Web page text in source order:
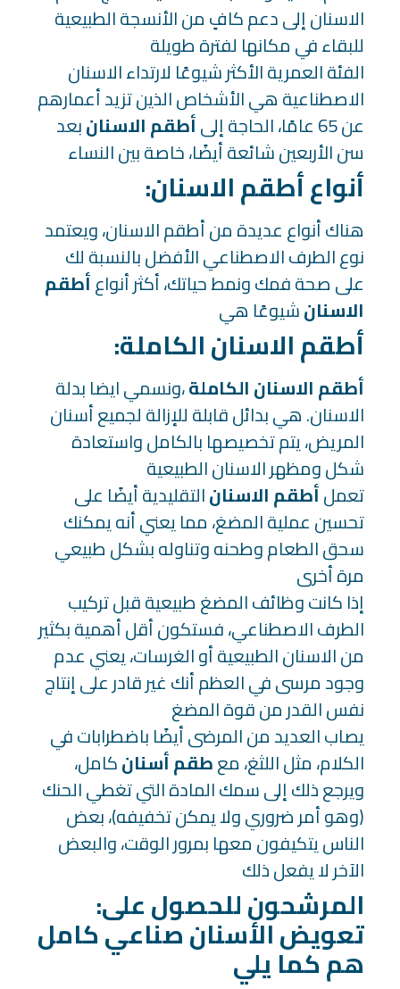
الاسنان إلى دعم كافٍ من الأنسجة الطبيعية
للبقاء في مكانها لفترة طويلة
الفئة العمرية الأكثر شيوعًا لارتداء الاسنان
الاصطناعية هي الأشخاص الذين تزيد أعمارهم
عن 65 عامًا، الحاجة إلى
أطقم الاسنانبعد
سن الأربعين شائعة أيضًا، خاصة بين النساء
:أنواع أطقم الاسنان
هناك أنواع عديدة من أطقم الاسنان، ويعتمد
نوع الطرف الاصطناعي الأفضل بالنسبة لك
على صحة فمك ونمط حياتك، أكثر أنواعأطقم
الاسنانشيوعًا هي
:أطقم الاسنان الكاملة
أطقم الاسنان الكاملة،ونسمي ايضا بدلة
الاسنان. هي بدائل قابلة للإزالة لجميع أسنان
المريض، يتم تخصيصها بالكامل واستعادة
شكل ومظهر الاسنان الطبيعية
تعملأطقم الاسنانالتقليدية أيضًا على
تحسين عملية المضغ، مما يعني أنه يمكنك
سحق الطعام وطحنه وتناوله بشكل طبيعي
مرة أخرى
إذا كانت وظائف المضغ طبيعية قبل تركيب
الطرف الاصطناعي، فستكون أقل أهمية بكثير
من الاسنان الطبيعية أو الغرسات، يعني عدم
وجود مرسى في العظم أنك غير قادر على إنتاج
نفس القدر من قوة المضغ
يصاب العديد من المرضى أيضًا باضطرابات في
الكلام، مثل اللثغ، معطقم أسنانكامل،
ويرجع ذلك إلى سمك المادة التي تغطي الحنك
(وهو أمر ضروري ولا يمكن تخفيفه)، بعض
الناس يتكيفون معها بمرور الوقت، والبعض
الآخر لا يفعل ذلك
:المرشحون للحصول على
تعويض الأسنان صناعي كامل
هم كما يلي